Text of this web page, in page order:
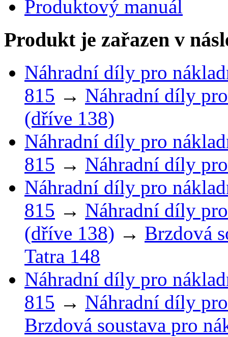
Produktový manuál
Produkt je zařazen v
Náhradní díly pro
815 → Náhradní díly
(dříve 138)
Náhradní díly pro
815 → Náhradní díly
Náhradní díly pro
815 → Náhradní díly
(dříve 138) → Brzdová
Tatra 148
Náhradní díly pro
815 → Náhradní díly
Brzdová soustava pro